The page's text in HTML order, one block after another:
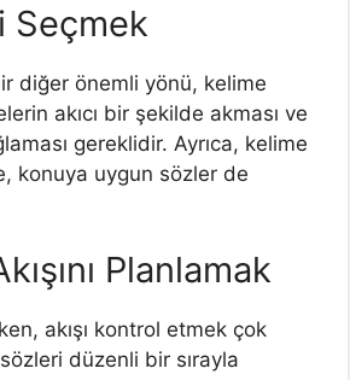
Seçmek
diğer önemli yönü, kelime
akıcı bir şekilde akması ve
gereklidir. Ayrıca, kelime
konuya uygun sözler de
Planlamak
akışı kontrol etmek çok
düzenli bir sırayla